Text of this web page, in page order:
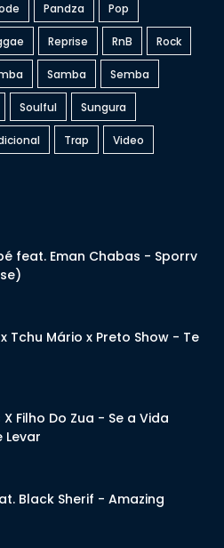
Pandza Pop
Reprise RnB Rock
Samba Semba
Soulful Sungura
Trap Video
feat. Eman Chabas - Sporrv
Tchu Mário x Preto Show - Te
Filho Do Zua - Se a Vida
Levar
Black Sherif - Amazing